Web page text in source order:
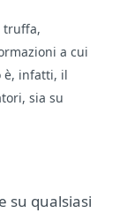
truffa,
a cui
è, infatti, il
sia su
su qualsiasi